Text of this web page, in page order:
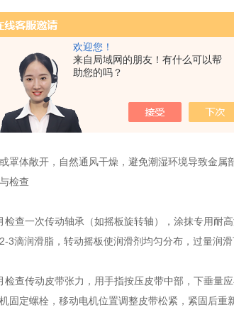
欢迎您！
来自局域网的朋友！有什么可以帮
助您的吗？
结束后，用软布或无尘纸蘸取75%乙醇或中性清
或压缩空气清理摇板缝隙、传动部件及夹具固定孔
外灯照射设备内部30分钟，杀灭潜在微生物污染（
乙醇或0.1%次氯酸钠溶液擦拭设备内部，重点
罩体敞开，自然通风干燥，避免潮湿环境导致金属
检查
检查一次传动轴承（如摇板旋转轴），涂抹专用耐
3滴润滑脂，转动摇板使润滑剂均匀分布，过量润
检查传动皮带张力，用手指按压皮带中部，下垂量
固定螺栓，移动电机位置调整皮带松紧，紧固后重